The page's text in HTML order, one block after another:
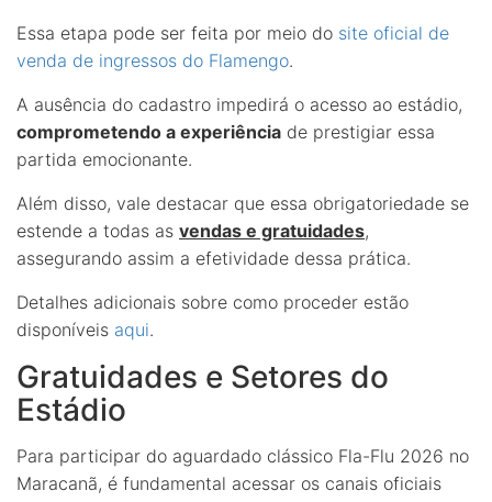
Essa etapa pode ser feita por meio do site oficial de
venda de ingressos do Flamengo.
A ausência do cadastro impedirá o acesso ao estádio,
comprometendo a experiência de prestigiar essa
partida emocionante.
Além disso, vale destacar que essa obrigatoriedade se
estende a todas as vendas e gratuidades,
assegurando assim a efetividade dessa prática.
Detalhes adicionais sobre como proceder estão
disponíveis aqui.
Gratuidades e Setores do
Estádio
Para participar do aguardado clássico Fla-Flu 2026 no
Maracanã, é fundamental acessar os canais oficiais